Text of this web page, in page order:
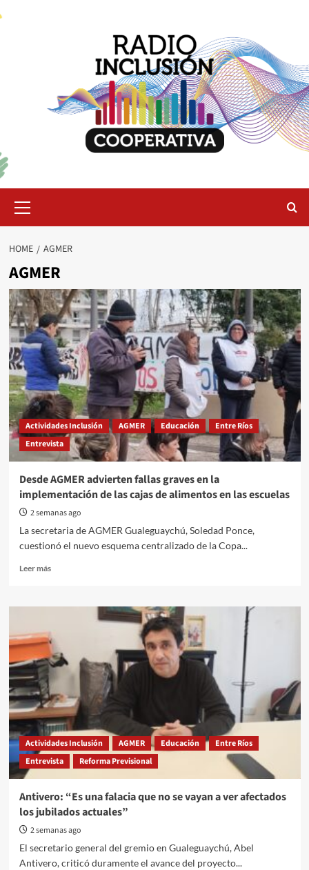
Menu
HOME AGMER
AGMER
Actividades Inclusión AGMER Educación
Entre Ríos
Entrevista
Desde AGMER advierten fallas graves en la
implementación de las cajas de alimentos en las escuelas
2 semanas ago
La secretaria de AGMER Gualeguaychú, Soledad Ponce,
cuestionó el nuevo esquema centralizado de la Copa...
Leer másRead
Desde
advierten
fallas
graves
en
la
implementación
de
las
cajas
de
alimentos
escuelas
Actividades Inclusión AGMER Educación
Entre Ríos
Entrevista
Reforma Previsional
Antivero: “Es una falacia que no se vayan a ver afectados
los jubilados actuales”
2 semanas ago
El secretario general del gremio en Gualeguaychú, Abel
Antivero, criticó duramente el avance del proyecto...